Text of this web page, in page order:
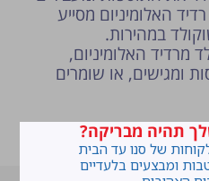
רדיד האלומיניום מסייע
במהירות.
מרדיד האלומיניום,
ומגישים, או שומרים
ביתי
תהיה מבריקה?
של סנו עד הבית
ומבצעים בלעדיים